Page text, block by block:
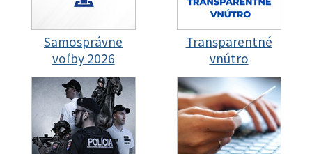
Samosprávne
voľby 2026
Transparentné
vnútro